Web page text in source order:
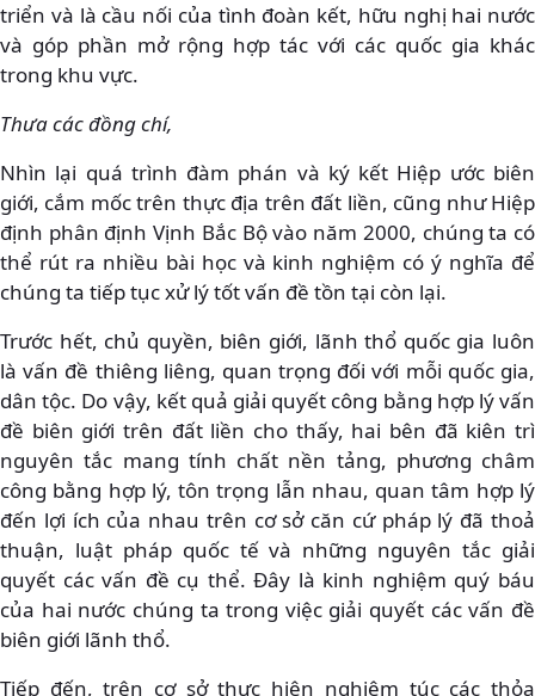
triển và là cầu nối của tình đoàn kết, hữu nghị hai nước
và góp phần mở rộng hợp tác với các quốc gia khác
trong khu vực.
Thưa các đồng chí,
Nhìn lại quá trình đàm phán và ký kết Hiệp ước biên
giới, cắm mốc trên thực địa trên đất liền, cũng như Hiệp
định phân định Vịnh Bắc Bộ vào năm 2000, chúng ta có
thể rút ra nhiều bài học và kinh nghiệm có ý nghĩa để
chúng ta tiếp tục xử lý tốt vấn đề tồn tại còn lại.
Trước hết, chủ quyền, biên giới, lãnh thổ quốc gia luôn
là vấn đề thiêng liêng, quan trọng đối với mỗi quốc gia,
dân tộc. Do vậy, kết quả giải quyết công bằng hợp lý vấn
đề biên giới trên đất liền cho thấy, hai bên đã kiên trì
nguyên tắc mang tính chất nền tảng, phương châm
công bằng hợp lý, tôn trọng lẫn nhau, quan tâm hợp lý
đến lợi ích của nhau trên cơ sở căn cứ pháp lý đã thoả
thuận, luật pháp quốc tế và những nguyên tắc giải
quyết các vấn đề cụ thể. Đây là kinh nghiệm quý báu
của hai nước chúng ta trong việc giải quyết các vấn đề
biên giới lãnh thổ.
Tiếp đến, trên cơ sở thực hiện nghiêm túc các thỏa